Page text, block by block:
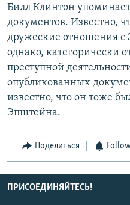
Билл Клинтон
документов. Известно,
дружеские отношения
однако, категорически
преступной
опубликованных
известно, что он тоже
Эпштейна.
Поделиться
ПРИСОЕДИНЯЙТЕСЬ!